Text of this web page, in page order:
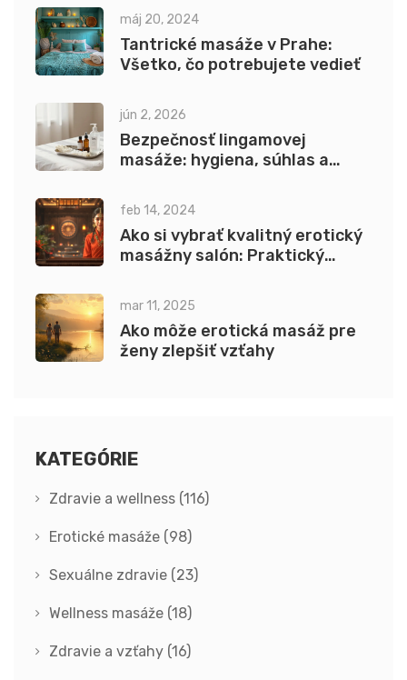
máj 20, 2024
Tantrické masáže v Prahe:
Všetko, čo potrebujete vedieť
jún 2, 2026
Bezpečnosť lingamovej
masáže: hygiena, súhlas a
feb 14, 2024
Ako si vybrať kvalitný erotický
masážny salón: Praktický
mar 11, 2025
Ako môže erotická masáž pre
ženy zlepšiť vzťahy
KATEGÓRIE
Zdravie a wellness (116)
Erotické masáže (98)
Sexuálne zdravie (23)
Wellness masáže (18)
Zdravie a vzťahy (16)